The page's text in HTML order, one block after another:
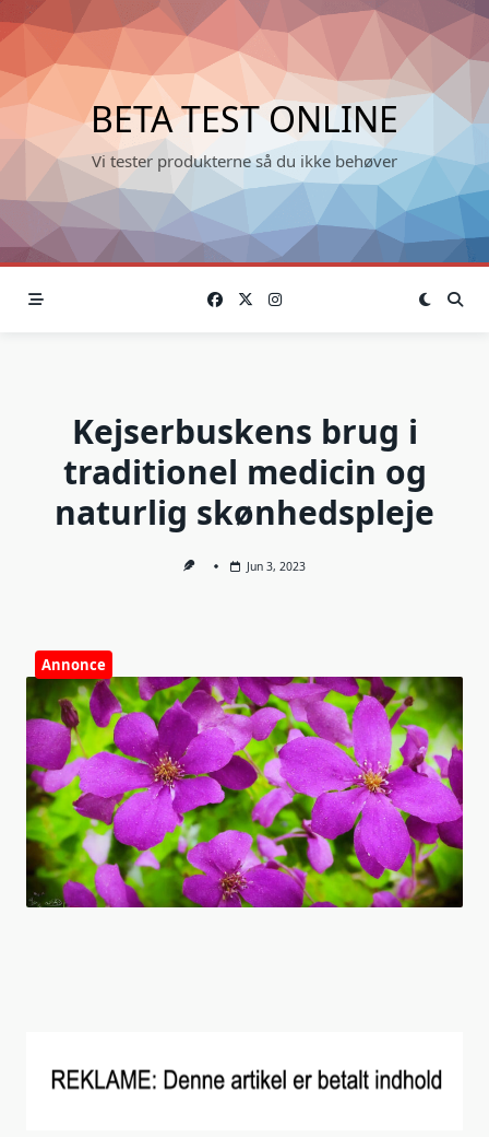
Skip
to
content
BETA TEST ONLINE
Vi tester produkterne så du ikke behøver
Kejserbuskens brug i
traditionel medicin og
naturlig skønhedspleje
Jun 3, 2023
Annonce